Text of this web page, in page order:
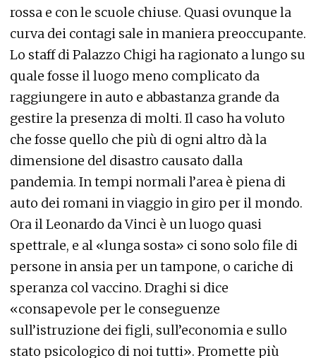
rossa e con le scuole chiuse. Quasi ovunque la
curva dei contagi sale in maniera preoccupante.
Lo staff di Palazzo Chigi ha ragionato a lungo su
quale fosse il luogo meno complicato da
raggiungere in auto e abbastanza grande da
gestire la presenza di molti. Il caso ha voluto
che fosse quello che più di ogni altro dà la
dimensione del disastro causato dalla
pandemia. In tempi normali l’area è piena di
auto dei romani in viaggio in giro per il mondo.
Ora il Leonardo da Vinci è un luogo quasi
spettrale, e al «lunga sosta» ci sono solo file di
persone in ansia per un tampone, o cariche di
speranza col vaccino. Draghi si dice
«consapevole per le conseguenze
sull’istruzione dei figli, sull’economia e sullo
stato psicologico di noi tutti». Promette più